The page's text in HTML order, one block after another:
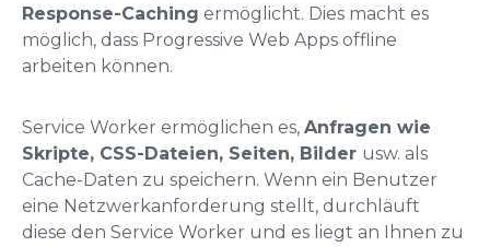
Response-Caching ermöglicht. Dies macht es
möglich, dass Progressive Web Apps offline
arbeiten können.
Service Worker ermöglichen es, Anfragen wie
Skripte, CSS-Dateien, Seiten, Bilder usw. als
Cache-Daten zu speichern. Wenn ein Benutzer
eine Netzwerkanforderung stellt, durchläuft
diese den Service Worker und es liegt an Ihnen zu